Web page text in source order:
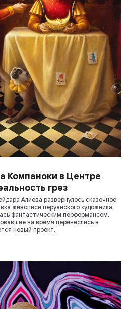
Компаноки в Центре
грез
Алиева развернулось сказочное
живописи перуанского художника
фантастическим перформансом.
на время перенеслись в
новый проект.